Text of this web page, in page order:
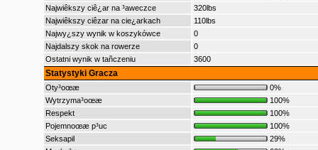
Najwiêkszy ciê¿ar na ³aweczce
320lbs
Najwiêkszy ciêzar na cie¿arkach
110lbs
Najwy¿szy wynik w koszykówce
0
Najdalszy skok na rowerze
0
Ostatni wynik w tañczeniu
3600
Statystyki Gracza
Oty³oœæ
0%
Wytrzyma³oœæ
100%
Respekt
100%
Pojemnoœæ p³uc
100%
Seksapil
29%